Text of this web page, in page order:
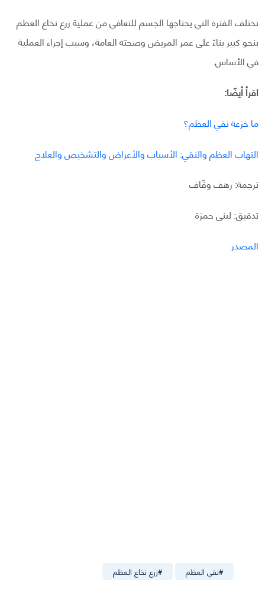
تختلف الفترة التي يحتاجها الجسم للتعافي من عملية زرع نخاع العظم
بنحو كبير بناءً على عمر المريض وصحته العامة، وسبب إجراء العملية
في الأساس.
اقرأ أيضًا:
ما خزعة نقي العظم؟
التهاب العظم والنقي: الأسباب والأعراض والتشخيص والعلاج
ترجمة: رهف وقّاف
تدقيق: لبنى حمزة
المصدر
#زرع نخاع العظم #نقي العظم